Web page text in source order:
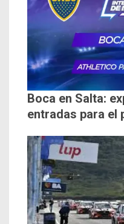
Boca en Salta:
entradas para el